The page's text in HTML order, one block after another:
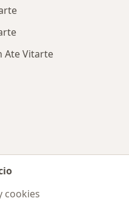
Ate Vitarte
cookies